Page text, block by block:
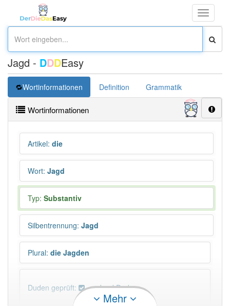
Toggle
Jagd - DDDEasy
Wortinformationen Definition Grammatik
Wortinformationen
Artikel: die
Wort: Jagd
Typ: Substantiv
Silbentrennung: Jagd
Plural: die Jagden
Duden geprüft: Jagd Duden
Mehr